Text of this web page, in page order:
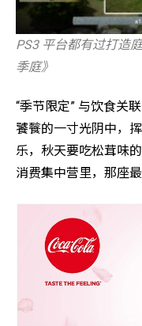
PS3 平台都有过打造
季庭》
“季节限定” 与饮食关
饕餮的一寸光阴中，
乐，秋天要吃松茸味
消费集中营里，那座